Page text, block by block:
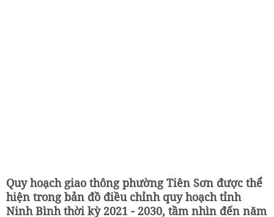
Quy hoạch giao thông phường Tiên Sơn được thể
hiện trong bản đồ điều chỉnh quy hoạch tỉnh
Ninh Bình thời kỳ 2021 - 2030, tầm nhìn đến năm